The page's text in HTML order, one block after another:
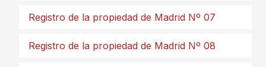
Registro de la propiedad de Madrid Nº 07
Registro de la propiedad de Madrid Nº 08